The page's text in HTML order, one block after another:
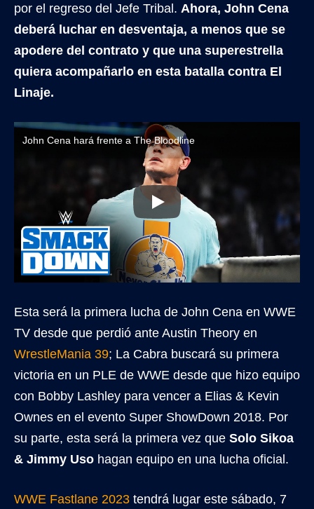
por el regreso del Jefe Tribal. Ahora, John Cena
deberá luchar en desventaja, a menos que se
apodere del contrato y que una superestrella
quiera acompañarlo en esta batalla contra El
Linaje.
John Cena hará frente a The Bloodline
Esta será la primera lucha de John Cena en WWE
TV desde que perdió ante Austin Theory en
WrestleMania 39; La Cabra buscará su primera
victoria en un PLE de WWE desde que hizo equipo
con Bobby Lashley para vencer a Elias & Kevin
Ownes en el evento Super ShowDown 2018. Por
su parte, esta será la primera vez que Solo Sikoa
& Jimmy Uso hagan equipo en una lucha oficial.
WWE Fastlane 2023 tendrá lugar este sábado, 7